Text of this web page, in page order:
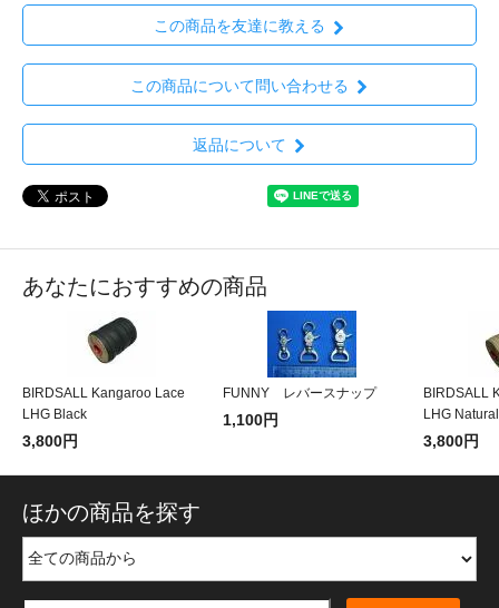
この商品を友達に教える
この商品について問い合わせる
返品について
あなたにおすすめの商品
BIRDSALL Kangaroo Lace
LHG Black
3,800円
FUNNY レバースナップ
1,100円
BIRDSALL
LHG Natural
3,800円
ほかの商品を探す